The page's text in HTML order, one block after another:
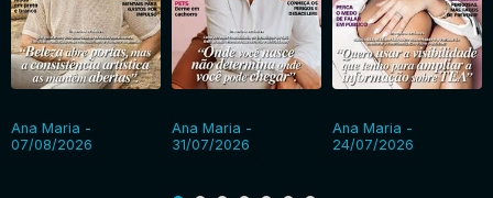
Ana Maria -
07/08/2026
Ana Maria -
31/07/2026
Ana Maria -
24/07/2026